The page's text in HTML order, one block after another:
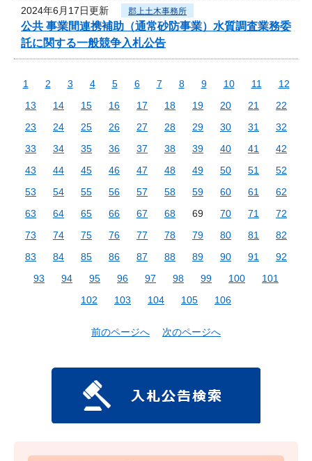
2024年6月17日更新 郡上土木事務所
公共 事業間連携補助（通常砂防事業）水質調査業務委
託に関する一般競争入札公告
1 2 3 4 5 6 7 8 9 10 11
12
13
14 15 16 17 18 19 20 21
22
23
24 25 26 27 28 29 30 31
32
33
34 35 36 37 38 39 40 41
42
43
44 45 46 47 48 49 50 51
52
53
54 55 56 57 58 59 60 61
62
63
64 65 66 67 68 69 70 71
72
73
74 75 76 77 78 79 80 81
82
83
84 85 86 87 88 89 90 91
92
93
94 95 96 97 98 99 100
101
102
103 104 105 106
前のページへ 次のページへ